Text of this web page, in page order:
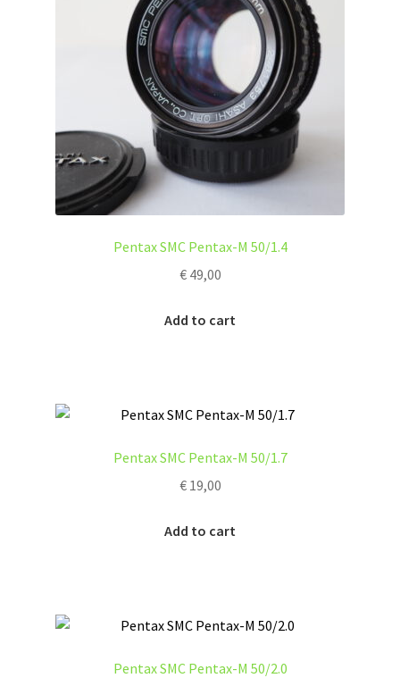
Pentax SMC Pentax-M 50/1.4
€49,00
Add to cart
Pentax SMC Pentax-M 50/1.7
€19,00
Add to cart
Pentax SMC Pentax-M 50/2.0